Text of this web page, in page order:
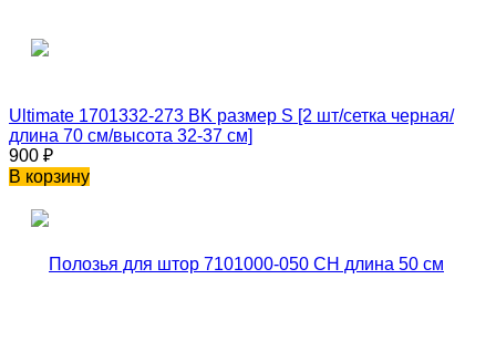
Ultimate 1701332-273 BK размер S [2 шт/сетка черная/
длина 70 см/высота 32-37 см]
900 ₽
В корзину